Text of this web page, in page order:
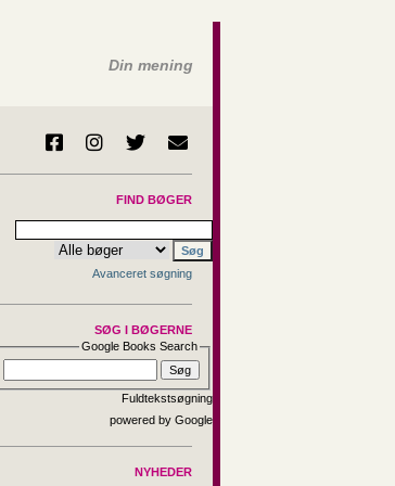
Din mening
FIND BØGER
Avanceret søgning
SØG I BØGERNE
Google Books Search
Fuldtekstsøgning
NYHEDER